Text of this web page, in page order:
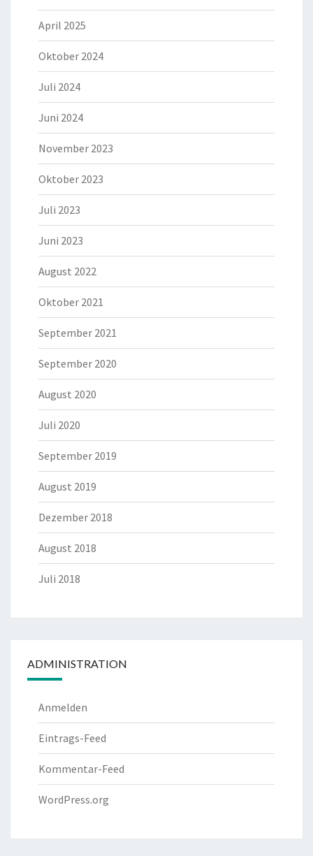
April 2025
Oktober 2024
Juli 2024
Juni 2024
November 2023
Oktober 2023
Juli 2023
Juni 2023
August 2022
Oktober 2021
September 2021
September 2020
August 2020
Juli 2020
September 2019
August 2019
Dezember 2018
August 2018
Juli 2018
ADMINISTRATION
Anmelden
Eintrags-Feed
Kommentar-Feed
WordPress.org